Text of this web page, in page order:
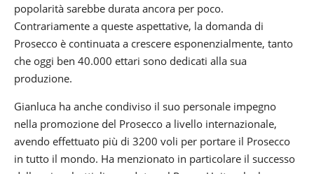
popolarità sarebbe durata ancora per poco.
Contrariamente a queste aspettative, la domanda di
Prosecco è continuata a crescere esponenzialmente, tanto
che oggi ben 40.000 ettari sono dedicati alla sua
produzione.
Gianluca ha anche condiviso il suo personale impegno
nella promozione del Prosecco a livello internazionale,
avendo effettuato più di 3200 voli per portare il Prosecco
in tutto il mondo. Ha menzionato in particolare il successo